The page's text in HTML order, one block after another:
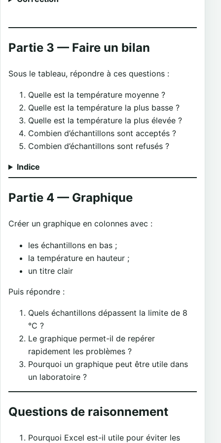
Partie 3 — Faire un bilan
Sous le tableau, répondre à ces questions :
Quelle est la température moyenne ?
Quelle est la température la plus basse ?
Quelle est la température la plus élevée ?
Combien d’échantillons sont acceptés ?
Combien d’échantillons sont refusés ?
Indice
Partie 4 — Graphique
Créer un graphique en colonnes avec :
les échantillons en bas ;
la température en hauteur ;
un titre clair
Puis répondre :
Quels échantillons dépassent la limite de 8
°C ?
Le graphique permet-il de repérer
rapidement les problèmes ?
Pourquoi un graphique peut être utile dans
un laboratoire ?
Questions de raisonnement
Pourquoi Excel est-il utile pour éviter les